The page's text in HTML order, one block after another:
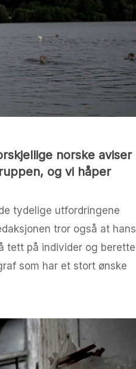
norske aviser
og vi håper
tydelige utfordringene
tror også at hans
tett på individer og berette
som har et stort ønske